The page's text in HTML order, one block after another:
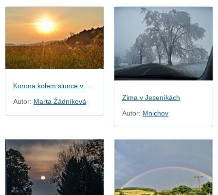
Korona kolem slunce v Seči
Autor: Marta Žádníková
Zima v Jeseníkách
Autor: Mnichov